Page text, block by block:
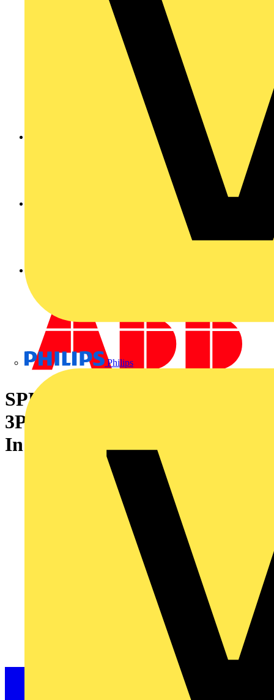
Philips
SPD Typ 2 für 400/690 V TT-
3Ph. + TN-S 3P+N, Imax 20kA,
In 5kA, Up 1, 4kV